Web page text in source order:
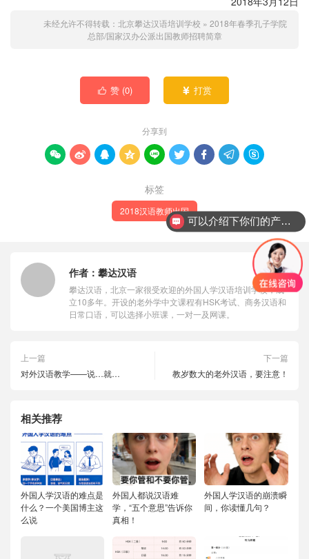
未经允许不得转载： 北京攀达汉语培训学校 » 2018年春季孔子学院
总部/国家汉办公派出国教师招聘简章
 赞 (0)  打赏
分享到
        
标签
2018汉语教师出国
作者： 攀达汉语
攀达汉语，北京一家很受欢迎的外国人学汉语培训学校，成
立10多年。开设的老外学中文课程有HSK考试、商务汉语和
日常口语，可以选择小班课，一对一及网课。
上一篇
对外汉语教学——说…就…
下一篇
教岁数大的老外汉语，要注意！
相关推荐
外国人学汉语的难点是
什么？一个美国博主这
么说
外国人都说汉语难
学，“五个意思”告诉你
真相！
外国人学汉语的崩溃瞬
间，你读懂几句？
可以介绍下你们的产品么？
你们是怎么收费的呢？